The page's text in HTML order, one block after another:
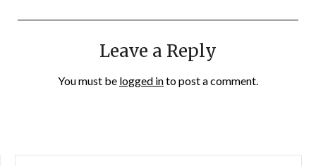
Leave a Reply
You must be logged into post a comment.